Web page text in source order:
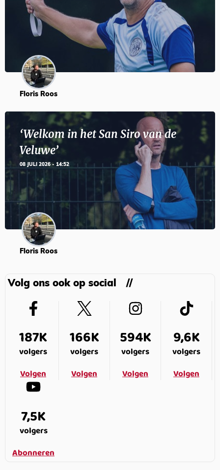
Floris Roos
‘Welkom in het San Siro van de
Veluwe’
08 JULI 2026 - 14:52
Floris Roos
Volg ons ook op social
187K
volgers
Volgen
166K
volgers
Volgen
594K
volgers
Volgen
9,6K
volgers
Volgen
7,5K
volgers
Abonneren